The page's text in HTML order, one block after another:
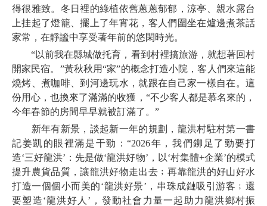
得很雅致。冬日裡的綠植依舊蔥蔥郁郁，涼亭、親水露台
上挂起了燈籠、擺上了年宵花，客人們圍坐在爐邊煮茶話
家常，在靜謐中享受著年前的悠閑時光。
“以前我在縣城做托育，看到村裡搞旅游，就想著回村
開家民宿。”黃秋秋用“家”的概念打造小院，客人們來這能
燒烤、煮咖啡、到河邊玩水，就跟在自己家一樣自在。這
份用心，也換來了滿滿的收獲，“不少客人都是慕名來的，
今年春節的房間早早就被訂滿了。”
新年有新景，談起新一年的規劃，龍洪村駐村第一書
記姜凱的眼裡滿是干勁：“2026年，我們鉚足了勁要打
造‘三好龍洪’：先是做‘龍洪好物’，以‘村集體+企業’的模式
提升農貨品質，讓龍洪好物走出去﹔再靠龍洪的好山好水
打造一個個小而美的‘龍洪好景’，串珠成鏈吸引游客﹔還
要塑造‘龍洪好人’，發動社會力量一起助力龍洪鄉村振